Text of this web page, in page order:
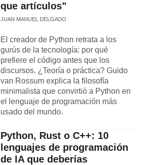
que artículos"
JUAN MANUEL DELGADO
El creador de Python retrata a los
gurús de la tecnología: por qué
prefiere el código antes que los
discursos. ¿Teoría o práctica? Guido
van Rossum explica la filosofía
minimalista que convirtió a Python en
el lenguaje de programación más
usado del mundo.
Python, Rust o C++: 10
lenguajes de programación
de IA que deberías